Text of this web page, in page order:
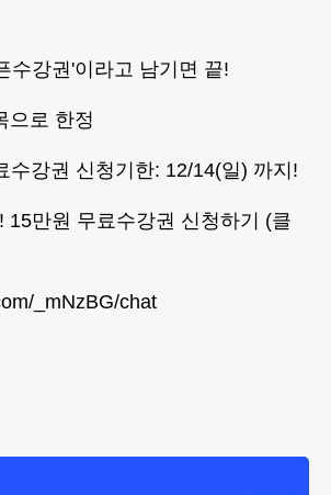
수강권'이라고 남기면 끝!
으로 한정
강권 신청기한: 12/14(일) 까지!
만원 무료수강권 신청하기 (클
_mNzBG/chat